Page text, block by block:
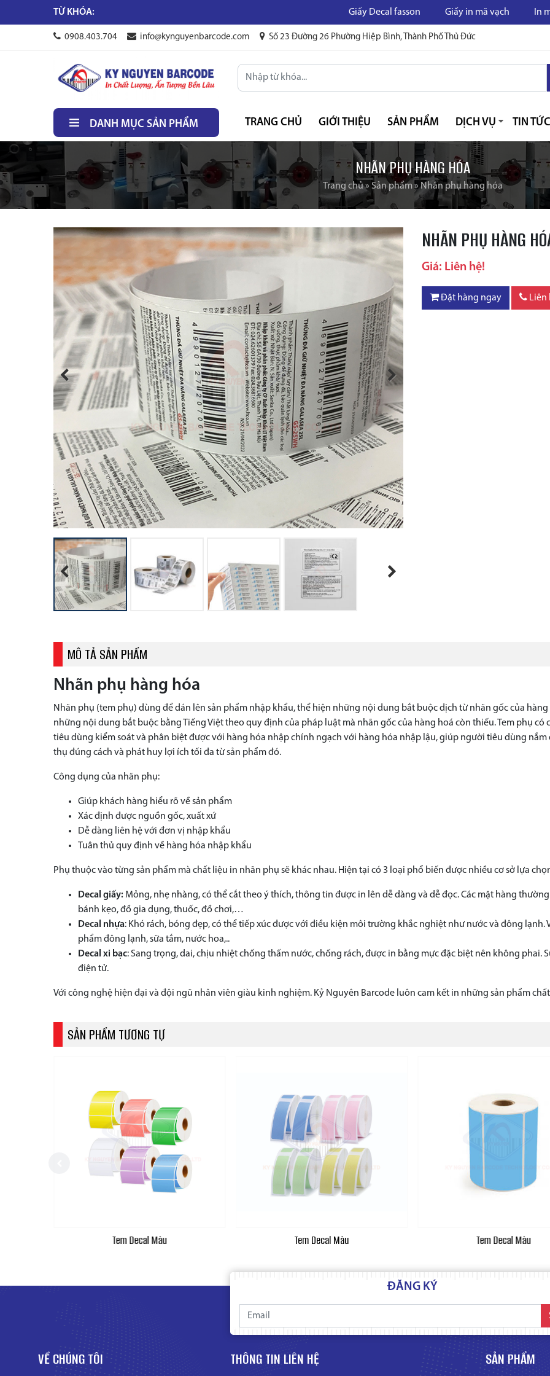
TỪ KHÓA: Giấy Decal fasson Giấy in mã vạch In mã vạch
0908.403.704 info@kynguyenbarcode.com Số 23 Đường 26 Phường Hiệp Bình, Thành Phố Thủ Đức
DANH MỤC SẢN PHẨM TRANG CHỦ GIỚI THIỆU SẢN PHẨM DỊCH VỤ TIN TỨC
NHÃN PHỤ HÀNG HÓA
Trang chủ» Sản phẩm»Nhãn phụ hàng hóa
Previous Next
Previous
NHÃN PHỤ HÀNG
Giá: Liên hệ!
Đặt hàng ngay Liên
MÔ TẢ SẢN PHẨM
Nhãn phụ hàng hóa
Nhãn phụ (tem phụ) dùng để dán lên sản phẩm nhập khẩu, thể hiện những nội dung bắt buộc dịch từ nhãn gốc của
những nội dung bắt buộc bằng Tiếng Việt theo quy định của pháp luật mà nhãn gốc của hàng hoá còn thiếu. Tem phụ
tiêu dùng kiểm soát và phân biệt được với hàng hóa nhập chính ngạch với hàng hóa nhập lậu, giúp người tiêu dùng
thụ đúng cách và phát huy lợi ích tối đa từ sản phẩm đó.
Công dụng của nhãn phụ:
Giúp khách hàng hiểu rõ về sản phẩm
Xác định được nguồn gốc, xuất xứ
Dễ dàng liên hệ với đơn vị nhập khẩu
Tuân thủ quy định về hàng hóa nhập khẩu
Phụ thuộc vào từng sản phẩm mà chất liệu in nhãn phụ sẽ khác nhau. Hiện tại có 3 loại phổ biến được nhiều cơ sở lựa
Decal giấy: Mỏng, nhẹ nhàng, có thể cắt theo ý thích, thông tin được in lên dễ dàng và dễ đọc. Các mặt hàng
bánh kẹo, đồ gia dụng, thuốc, đồ chơi,…
Decal nhựa: Khó rách, bóng đẹp, có thể tiếp xúc được với điều kiện môi trường khắc nghiệt như nước và đông lạnh.
phẩm đông lạnh, sữa tắm, nước hoa,..
Decal xi bạc: Sang trọng, dai, chịu nhiệt chống thấm nước, chống rách, được in bằng mực đặc biệt nên không phai.
điện tử.
Với công nghệ hiện đại và đội ngũ nhân viên giàu kinh nghiệm. Kỷ Nguyên Barcode luôn cam kết in những sản phẩm
SẢN PHẨM TƯƠNG TỰ
Tem Decal Màu Tem Decal Màu Tem Decal Màu
ĐĂNG KÝ
VỀ CHÚNG TÔI THÔNG TIN LIÊN HỆ SẢN PHẨM